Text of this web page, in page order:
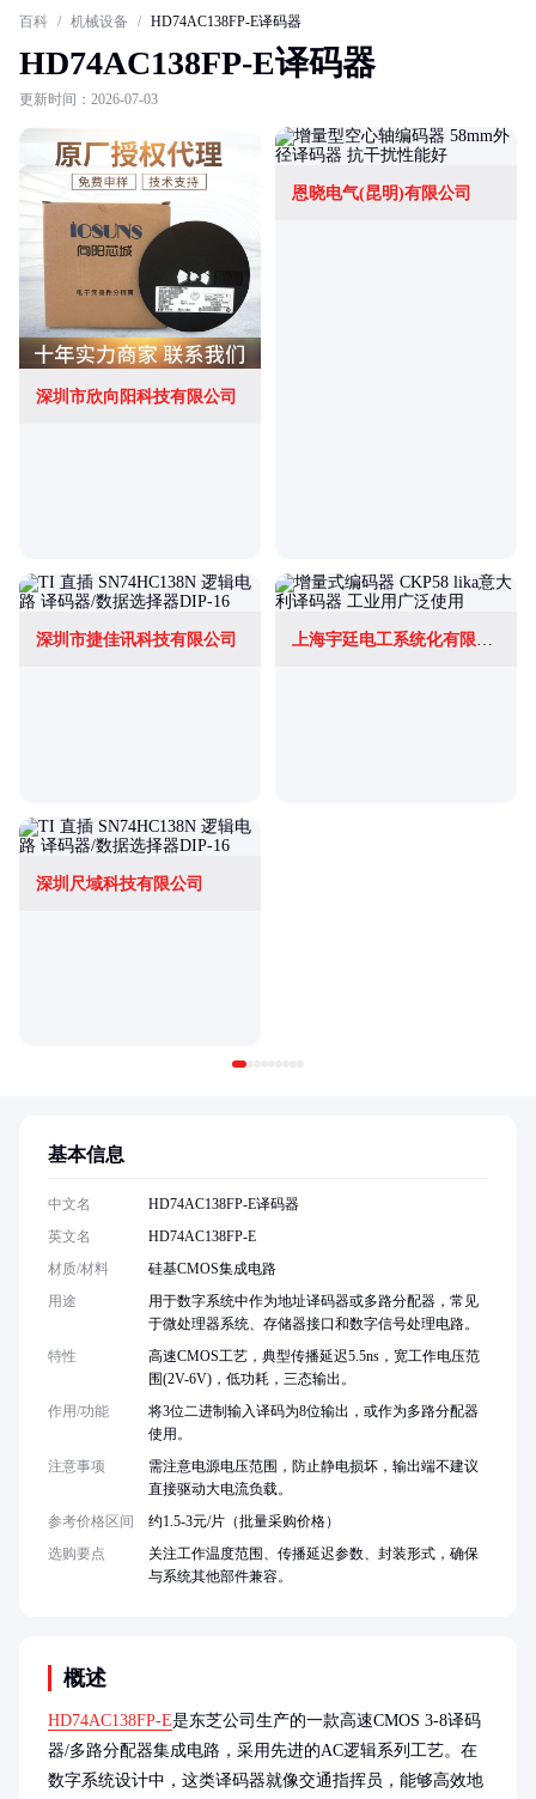
百科 / 机械设备 / HD74AC138FP-E译码器
HD74AC138FP-E译码器
更新时间：2026-07-03
深圳市欣向阳科技有限公司
恩晓电气(昆明)有限公司
深圳市捷佳讯科技有限公司 上海宇廷电工系统化有限公司
深圳尺域科技有限公司
概述
HD74AC138FP-E是东芝公司生产的一款高速CMOS 3-8译码
器/多路分配器集成电路，采用先进的AC逻辑系列工艺。在
数字系统设计中，这类译码器就像交通指挥员，能够高效地
基本信息
中文名
HD74AC138FP-E译码器
英文名
HD74AC138FP-E
材质/材料
硅基CMOS集成电路
用途
用于数字系统中作为地址译码器或多路分配器，常见
于微处理器系统、存储器接口和数字信号处理电路。
特性
高速CMOS工艺，典型传播延迟5.5ns，宽工作电压范
围(2V-6V)，低功耗，三态输出。
作用/功能
将3位二进制输入译码为8位输出，或作为多路分配器
使用。
注意事项
需注意电源电压范围，防止静电损坏，输出端不建议
直接驱动大电流负载。
参考价格区间
约1.5-3元/片（批量采购价格）
选购要点
关注工作温度范围、传播延迟参数、封装形式，确保
与系统其他部件兼容。